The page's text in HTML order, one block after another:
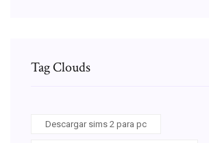
Tag Clouds
Descargar sims 2 para pc